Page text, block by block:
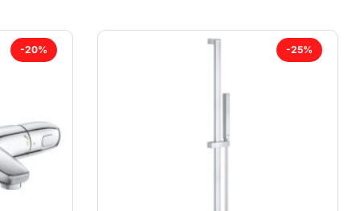
-20% -25%